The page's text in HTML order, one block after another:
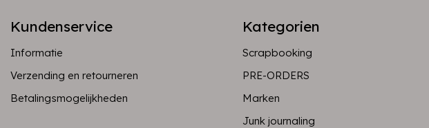
Kundenservice
Informatie
Verzending en retourneren
Betalingsmogelijkheden
Kategorien
Scrapbooking
PRE-ORDERS
Marken
Junk journaling